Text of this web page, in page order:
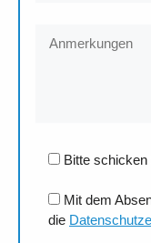
Bitte
Mit dem
die